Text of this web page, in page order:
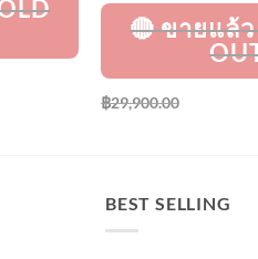
฿29,900.00
BEST SELLING